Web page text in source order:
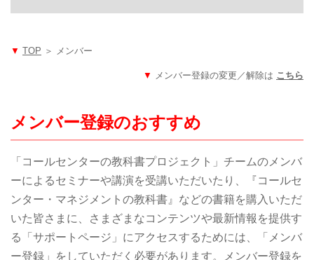
▼ TOP ＞ メンバー
▼ メンバー登録の変更／解除は こちら
メンバー登録のおすすめ
「コールセンターの教科書プロジェクト」チームのメンバ
ーによるセミナーや講演を受講いただいたり、『コールセ
ンター・マネジメントの教科書』などの書籍を購入いただ
いた皆さまに、さまざまなコンテンツや最新情報を提供す
る「サポートページ」にアクセスするためには、「メンバ
ー登録」をしていただく必要があります。メンバー登録を